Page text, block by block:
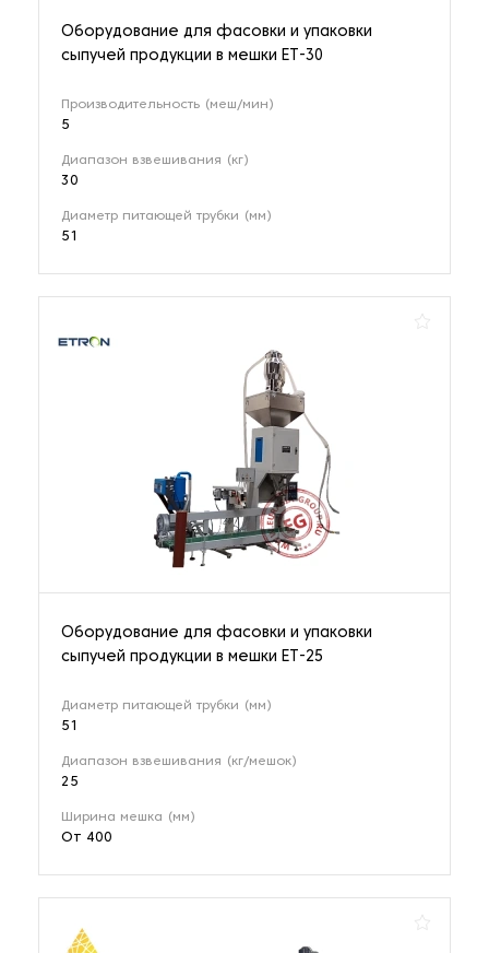
Оборудование для фасовки и упаковки
сыпучей продукции в мешки ET-30
Производительность (меш/мин)
5
Диапазон взвешивания (кг)
30
Диаметр питающей трубки (мм)
51
Оборудование для фасовки и упаковки
сыпучей продукции в мешки ET-25
Диаметр питающей трубки (мм)
51
Диапазон взвешивания (кг/мешок)
25
Ширина мешка (мм)
От 400